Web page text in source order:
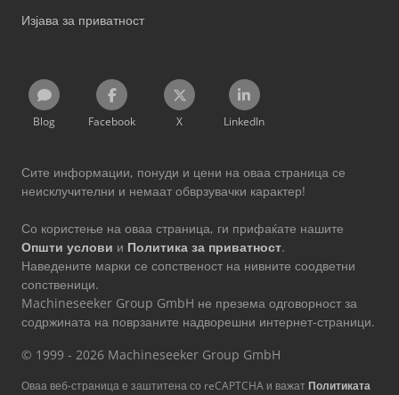
Изјава за приватност
Blog Facebook X LinkedIn
Сите информации, понуди и цени на оваа страница се
неисклучителни и немаат обврзувачки карактер!
Со користење на оваа страница, ги прифаќате нашите
Општи услови и Политика за приватност.
Наведените марки се сопственост на нивните соодветни
сопственици.
Machineseeker Group GmbH не презема одговорност за
содржината на поврзаните надворешни интернет-страници.
© 1999 - 2026 Machineseeker Group GmbH
Оваа веб-страница е заштитена со reCAPTCHA и важат Политиката